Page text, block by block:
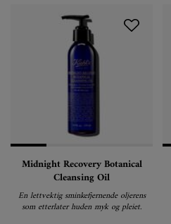
Midnight Recovery Botanical
Cleansing Oil
En lettvektig sminkefjernende oljerens
som etterlater huden myk og pleiet.